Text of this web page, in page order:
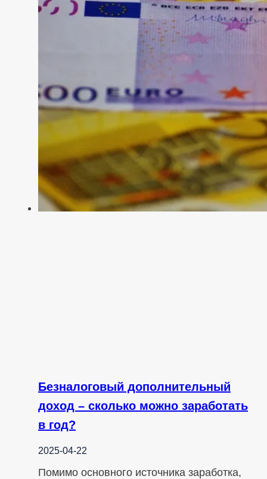
Безналоговый дополнительный
доход – сколько можно заработать
в год?
2025-04-22
Помимо основного источника заработка,